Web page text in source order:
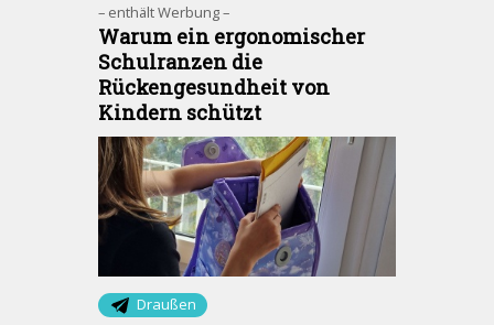
– enthält Werbung –
Warum ein ergonomischer
Schulranzen die
Rückengesundheit von
Kindern schützt
Draußen